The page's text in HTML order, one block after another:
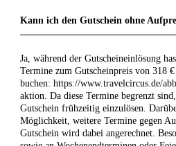
Kann ich den Gutschein ohne
Ja, während der Gutscheineinlösung
Termine zum Gutscheinpreis von 318
buchen: https://www.travelcircus.de/
aktion. Da diese Termine begrenzt
Gutschein frühzeitig einzulösen.
Möglichkeit, weitere Termine gegen
Gutschein wird dabei angerechnet.